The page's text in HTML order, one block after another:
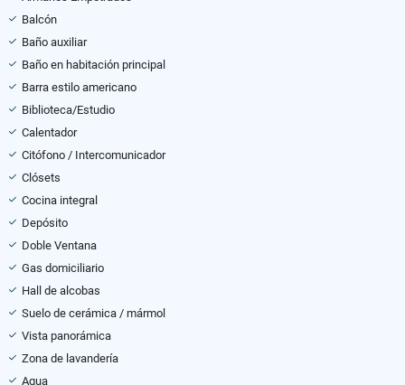
Balcón
Baño auxiliar
Baño en habitación principal
Barra estilo americano
Biblioteca/Estudio
Calentador
Citófono / Intercomunicador
Clósets
Cocina integral
Depósito
Doble Ventana
Gas domiciliario
Hall de alcobas
Suelo de cerámica / mármol
Vista panorámica
Zona de lavandería
Agua